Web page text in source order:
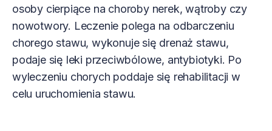
osoby cierpiące na choroby nerek, wątroby czy
nowotwory. Leczenie polega na odbarczeniu
chorego stawu, wykonuje się drenaż stawu,
podaje się leki przeciwbólowe, antybiotyki. Po
wyleczeniu chorych poddaje się rehabilitacji w
celu uruchomienia stawu.